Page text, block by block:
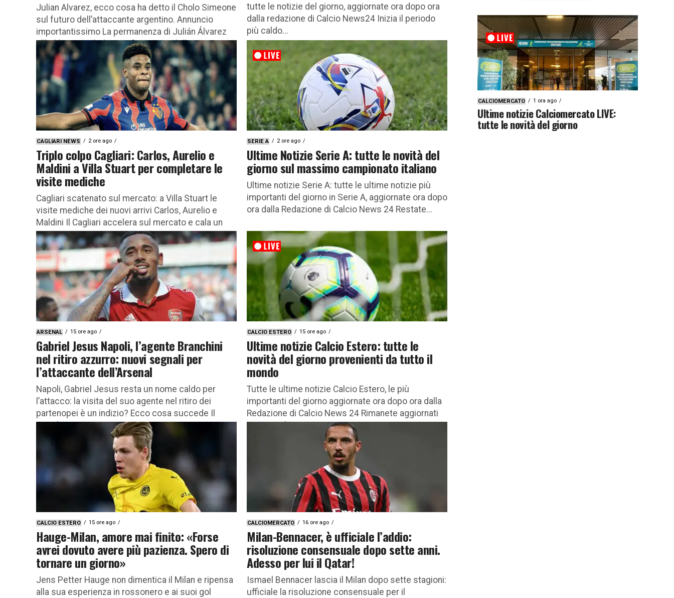
Julian Alvarez, ecco cosa ha detto il Cholo Simeone
sul futuro dell’attaccante argentino. Annuncio
importantissimo La permanenza di Julián Álvarez
all’Atlético Madrid si conferma una delle...
tutte le notizie del giorno, aggiornate ora dopo ora
dalla redazione di Calcio News24 Inizia il periodo
più caldo...
CAGLIARI NEWS 2 ore ago
Triplo colpo Cagliari: Carlos, Aurelio e
Maldini a Villa Stuart per completare le
visite mediche
Cagliari scatenato sul mercato: a Villa Stuart le
visite mediche dei nuovi arrivi Carlos, Aurelio e
Maldini Il Cagliari accelera sul mercato e cala un
tris...
SERIE A 2 ore ago
Ultime Notizie Serie A: tutte le novità del
giorno sul massimo campionato italiano
Ultime notizie Serie A: tutte le ultime notizie più
importanti del giorno in Serie A, aggiornate ora dopo
ora dalla Redazione di Calcio News 24 Restate...
ARSENAL 15 ore ago
Gabriel Jesus Napoli, l’agente Branchini
nel ritiro azzurro: nuovi segnali per
l’attaccante dell’Arsenal
Napoli, Gabriel Jesus resta un nome caldo per
l’attacco: la visita del suo agente nel ritiro dei
partenopei è un indizio? Ecco cosa succede Il
Napoli...
CALCIO ESTERO 15 ore ago
Ultime notizie Calcio Estero: tutte le
novità del giorno provenienti da tutto il
mondo
Tutte le ultime notizie Calcio Estero, le più
importanti del giorno aggiornate ora dopo ora dalla
Redazione di Calcio News 24 Rimanete aggiornati
con tutte le...
CALCIO ESTERO 15 ore ago
Hauge-Milan, amore mai finito: «Forse
avrei dovuto avere più pazienza. Spero di
tornare un giorno»
Jens Petter Hauge non dimentica il Milan e ripensa
alla sua esperienza in rossonero e ai suoi gol
CALCIOMERCATO 16 ore ago
Milan-Bennacer, è ufficiale l’addio:
risoluzione consensuale dopo sette anni.
Adesso per lui il Qatar!
Ismael Bennacer lascia il Milan dopo sette stagioni:
ufficiale la risoluzione consensuale per il
CALCIOMERCATO 1 ora ago
Ultime notizie Calciomercato LIVE:
tutte le novità del giorno